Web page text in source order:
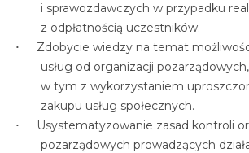
i sprawozdawczych w przypadku
z odpłatnością uczestników.
Zdobycie wiedzy na temat
usług od organizacji pozarządowych,
w tym z wykorzystaniem
zakupu usług społecznych.
Usystematyzowanie zasad kontroli
pozarządowych prowadzących